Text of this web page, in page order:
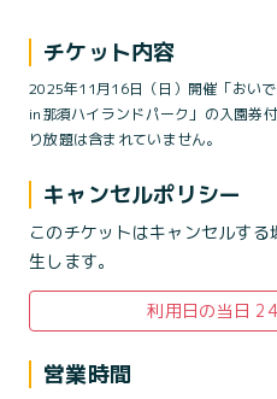
チケット内容
2025年11月16日（日）開催「おい
in那須ハイランドパーク」の入園券
り放題は含まれていません。
キャンセルポリシー
このチケットはキャンセルす
生します。
利用日の当日
営業時間